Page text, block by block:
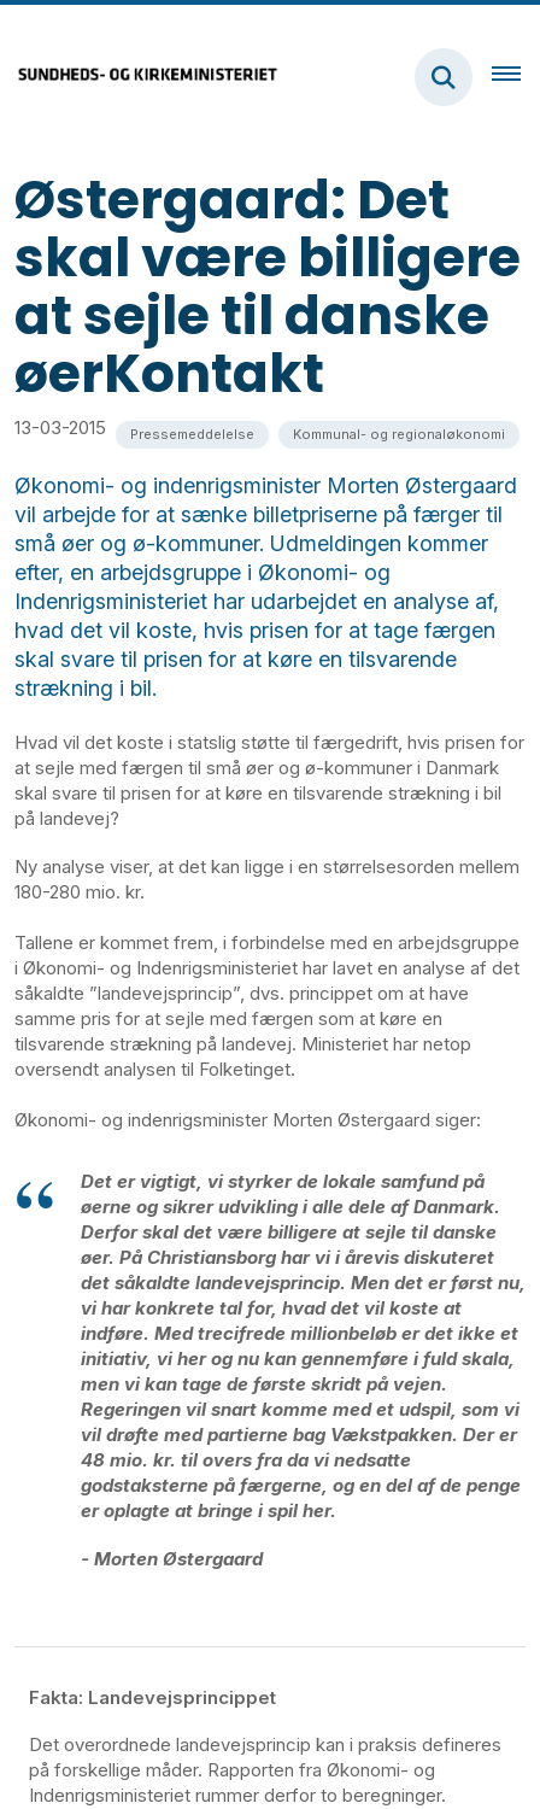
Østergaard: Det
skal være billigere
at sejle til danske
øerKontakt
13-03-2015 Pressemeddelelse Kommunal- og regionaløkonomi
Økonomi- og indenrigsminister Morten Østergaard
vil arbejde for at sænke billetpriserne på færger til
små øer og ø-kommuner. Udmeldingen kommer
efter, en arbejdsgruppe i Økonomi- og
Indenrigsministeriet har udarbejdet en analyse af,
hvad det vil koste, hvis prisen for at tage færgen
skal svare til prisen for at køre en tilsvarende
strækning i bil.
Hvad vil det koste i statslig støtte til færgedrift, hvis prisen for
at sejle med færgen til små øer og ø-kommuner i Danmark
skal svare til prisen for at køre en tilsvarende strækning i bil
på landevej?
Ny analyse viser, at det kan ligge i en størrelsesorden mellem
180-280 mio. kr.
Tallene er kommet frem, i forbindelse med en arbejdsgruppe
i Økonomi- og Indenrigsministeriet har lavet en analyse af det
såkaldte ”landevejsprincip”, dvs. princippet om at have
samme pris for at sejle med færgen som at køre en
tilsvarende strækning på landevej. Ministeriet har netop
oversendt analysen til Folketinget.
Økonomi- og indenrigsminister Morten Østergaard siger:
Det er vigtigt, vi styrker de lokale samfund på
øerne og sikrer udvikling i alle dele af Danmark.
Derfor skal det være billigere at sejle til danske
øer. På Christiansborg har vi i årevis diskuteret
det såkaldte landevejsprincip. Men det er først nu,
vi har konkrete tal for, hvad det vil koste at
indføre. Med trecifrede millionbeløb er det ikke et
initiativ, vi her og nu kan gennemføre i fuld skala,
men vi kan tage de første skridt på vejen.
Regeringen vil snart komme med et udspil, som vi
vil drøfte med partierne bag Vækstpakken. Der er
48 mio. kr. til overs fra da vi nedsatte
godstaksterne på færgerne, og en del af de penge
er oplagte at bringe i spil her.
- Morten Østergaard
Fakta: Landevejsprincippet
Det overordnede landevejsprincip kan i praksis defineres
på forskellige måder. Rapporten fra Økonomi- og
Indenrigsministeriet rummer derfor to beregninger.